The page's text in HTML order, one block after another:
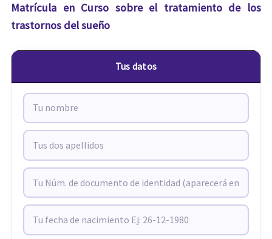
Matrícula en Curso sobre el tratamiento de los
trastornos del sueño
Tus datos